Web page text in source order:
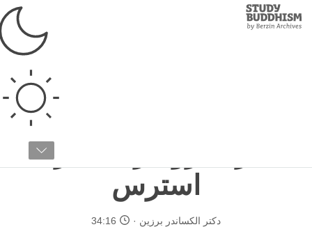
Study
Buddhism
تجزیه و تحلیل بودایی
برای رویگردانی از
استرس
دکتر الکساندر برزین 34:16